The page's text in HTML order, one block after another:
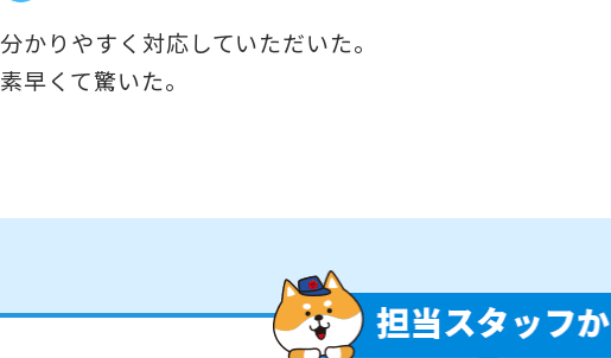
分かりやすく対応していただいた。
素早くて驚いた。